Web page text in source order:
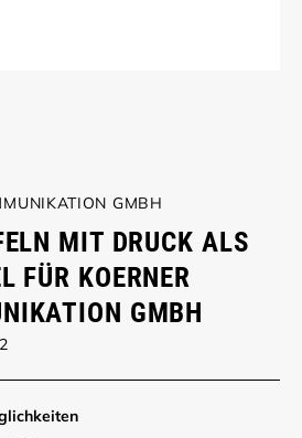
GMBH
MIT DRUCK ALS
FÜR KOERNER
GMBH